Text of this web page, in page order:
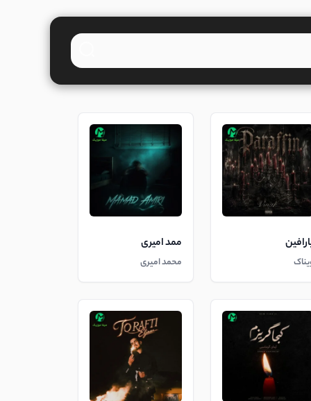
ممد امیری
محمد امیری